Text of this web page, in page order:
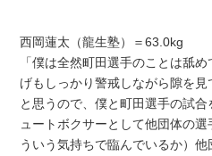
西岡蓮太（龍生塾）＝63.0kg
「僕は全然町田選手のことは舐
げもしっかり警戒しながら隙を
と思うので、僕と町田選手の試
ュートボクサーとして他団体の
ういう気持ちで臨んでいるか）